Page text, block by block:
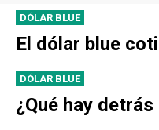
DÓLAR BLUE
El dólar blue
DÓLAR BLUE
¿Qué hay